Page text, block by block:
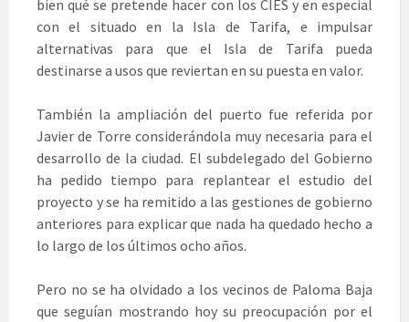
bien qué se pretende hacer con los CIES y en especial
con el situado en la Isla de Tarifa, e impulsar
alternativas para que el Isla de Tarifa pueda
destinarse a usos que reviertan en su puesta en valor.
También la ampliación del puerto fue referida por
Javier de Torre considerándola muy necesaria para el
desarrollo de la ciudad. El subdelegado del Gobierno
ha pedido tiempo para replantear el estudio del
proyecto y se ha remitido a las gestiones de gobierno
anteriores para explicar que nada ha quedado hecho a
lo largo de los últimos ocho años.
Pero no se ha olvidado a los vecinos de Paloma Baja
que seguían mostrando hoy su preocupación por el